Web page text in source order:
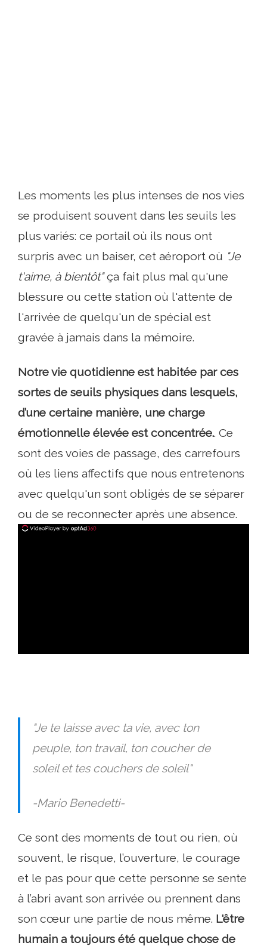
Les moments les plus intenses de nos vies
se produisent souvent dans les seuils les
plus variés: ce portail où ils nous ont
surpris avec un baiser, cet aéroport où "Je
t'aime, à bientôt"ça fait plus mal qu'une
blessure ou cette station où l'attente de
l'arrivée de quelqu'un de spécial est
gravée à jamais dans la mémoire.
Notre vie quotidienne est habitée par ces
sortes de seuils physiques dans lesquels,
d’une certaine manière, une charge
émotionnelle élevée est concentrée.. Ce
sont des voies de passage, des carrefours
où les liens affectifs que nous entretenons
avec quelqu'un sont obligés de se séparer
ou de se reconnecter après une absence.
"Je te laisse avec ta vie, avec ton
peuple, ton travail, ton coucher de
soleil et tes couchers de soleil"
-Mario Benedetti-
Ce sont des moments de tout ou rien, où
souvent, le risque, l’ouverture, le courage
et le pas pour que cette personne se sente
à l’abri avant son arrivée ou prennent dans
son cœur une partie de nous même. L'être
humain a toujours été quelque chose de